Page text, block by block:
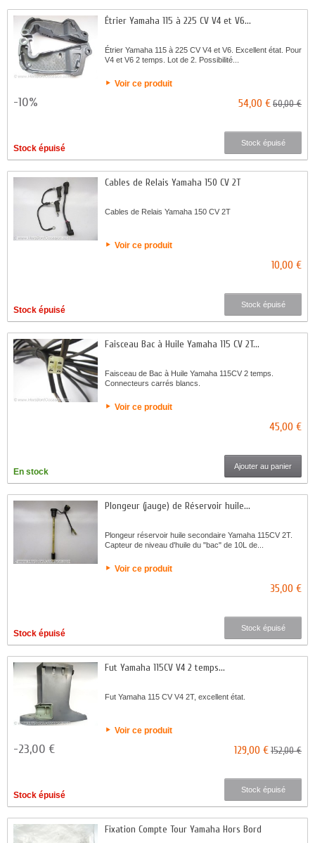
Étrier Yamaha 115 à 225 CV V4 et V6...
Étrier Yamaha 115 à 225 CV V4 et V6. Excellent état. Pour
V4 et V6 2 temps. Lot de 2. Possibilité...
Voir ce produit
-10% 54,00 €60,00 €
Stock épuisé
Stock épuisé
Cables de Relais Yamaha 150 CV 2T
Cables de Relais Yamaha 150 CV 2T
Voir ce produit
10,00 €
Stock épuisé
Stock épuisé
Faisceau Bac à Huile Yamaha 115 CV 2T...
Faisceau de Bac à Huile Yamaha 115CV 2 temps.
Connecteurs carrés blancs.
Voir ce produit
45,00 €
En stock
Ajouter au panier
Plongeur (jauge) de Réservoir huile...
Plongeur réservoir huile secondaire Yamaha 115CV 2T.
Capteur de niveau d'huile du "bac" de 10L de...
Voir ce produit
35,00 €
Stock épuisé
Stock épuisé
Fut Yamaha 115CV V4 2 temps...
Fut Yamaha 115 CV V4 2T, excellent état.
Voir ce produit
-23,00 € 129,00 €152,00 €
Stock épuisé
Stock épuisé
Fixation Compte Tour Yamaha Hors Bord